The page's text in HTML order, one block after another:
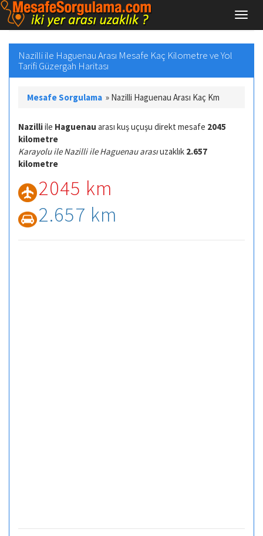
Nazilli ile Haguenau Arası Mesafe Kaç Kilometre ve Yol
Tarifi Güzergah Haritası
Mesafe Sorgulama » Nazilli Haguenau Arası Kaç Km
Nazilliile Haguenau arası kuş uçuşu direkt mesafe 2045
kilometre
Karayolu ile Nazilli ile Haguenau arasıuzaklık 2.657
kilometre
2045 km
2.657 km